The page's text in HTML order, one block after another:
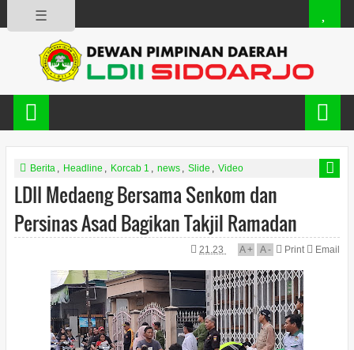
☰
Berita , Headline , Korcab 1 , news , Slide , Video
LDII Medaeng Bersama Senkom dan
Persinas Asad Bagikan Takjil Ramadan
21.23 A+ A- Print Email